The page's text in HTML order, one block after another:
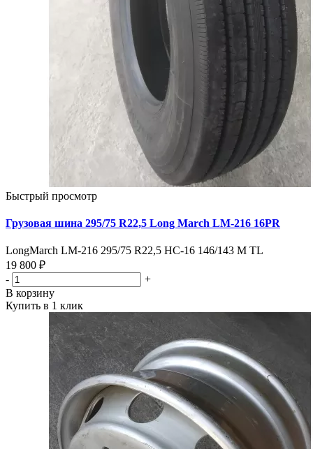
Быстрый просмотр
Грузовая шина 295/75 R22,5 Long March LM-216 16PR
LongMarch LM-216 295/75 R22,5 HC-16 146/143 M TL
19 800 ₽
-
+
В корзину
Купить в 1 клик